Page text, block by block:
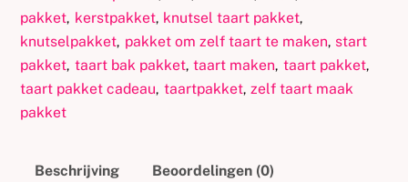
pakket, kerstpakket, knutsel taart pakket,
knutselpakket, pakket om zelf taart te maken, start
pakket, taart bak pakket,taart maken, taart pakket,
taart pakket cadeau, taartpakket,zelf taart maak
pakket
Beschrijving Beoordelingen (0)